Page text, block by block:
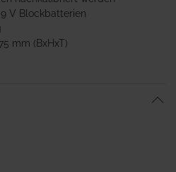
V Blockbatterien
mm (BxHxT)